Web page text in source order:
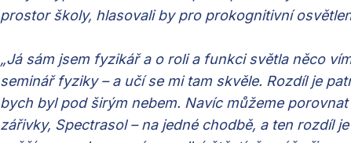
prostor školy, hlasovali by pro prokognitivní
„Já sám jsem fyzikář a o roli a funkci světla něco
seminář fyziky – a učí se mi tam skvěle. Rozdíl je
bych byl pod širým nebem. Navíc můžeme
zářivky, Spectrasol – na jedné chodbě, a ten rozdíl